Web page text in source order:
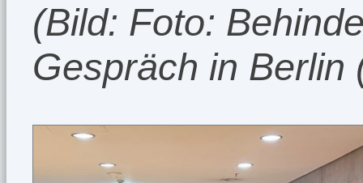
(Bild: Foto:
Gespräch in Berlin